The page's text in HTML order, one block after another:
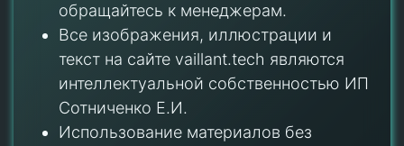
обращайтесь к менеджерам.
Все изображения, иллюстрации и
текст на сайте vaillant.tech являются
интеллектуальной собственностью ИП
Сотниченко Е.И.
Использование материалов без